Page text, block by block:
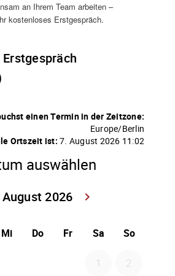
an Ihrem Team arbeiten –
kostenloses Erstgespräch.